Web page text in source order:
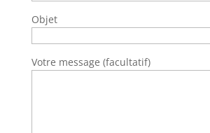
Objet
Votre message (facultatif)